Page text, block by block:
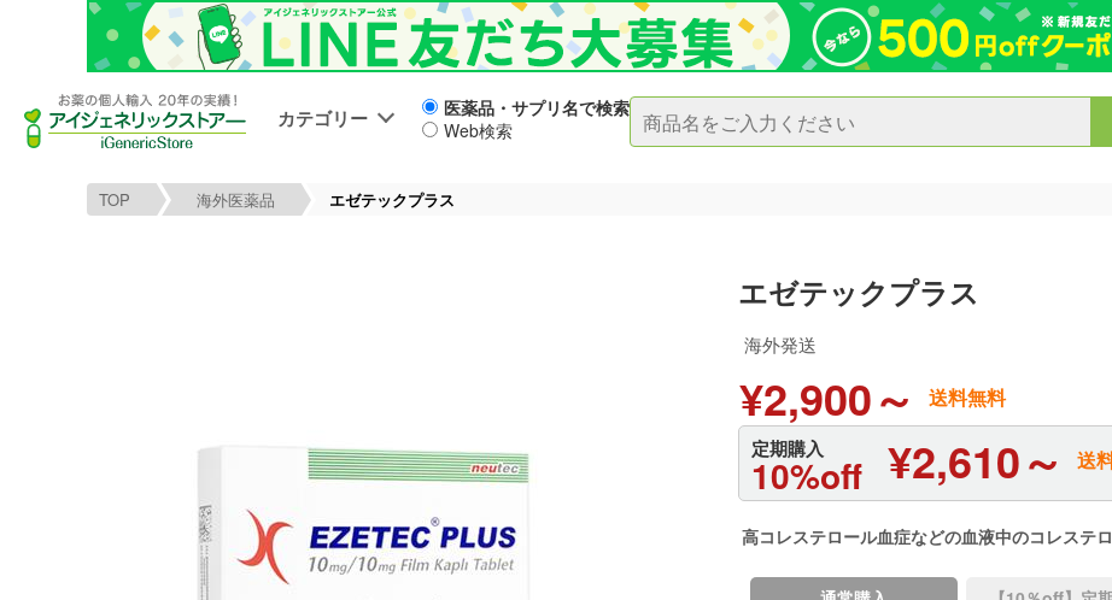
カテゴリー
医薬品・サプリ名で検索
Web検索
TOP 海外医薬品 エゼテックプラス
エゼテックプラス
海外発送
¥2,900～ 送料無料
定期購入
10%off ¥2,610～ 送
高コレステロール血症などの血液中のコレステ